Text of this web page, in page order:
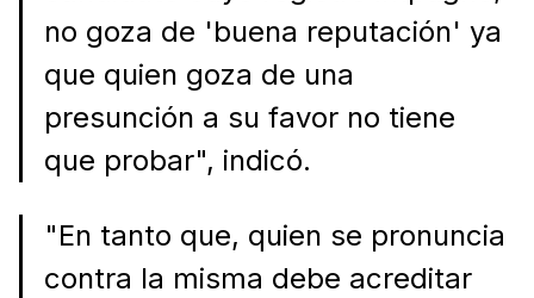
no goza de 'buena reputación' ya
que quien goza de una
presunción a su favor no tiene
que probar", indicó.
"En tanto que, quien se pronuncia
contra la misma debe acreditar